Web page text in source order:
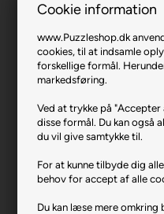
Cookie information
www.Puzzleshop.dk
cookies, til at indsamle
forskellige formål.
markedsføring.
Ved at trykke på
disse formål. Du kan også
du vil give samtykke til.
For at kunne tilbyde dig
behov for accept af alle
Du kan læse mere omkring
The Antique Store.
Varenr.: 0824-90752
Producent
Længde i cm (ca.)
Bredde i cm (ca.)
Brikstørrelse i cm² (ca.)